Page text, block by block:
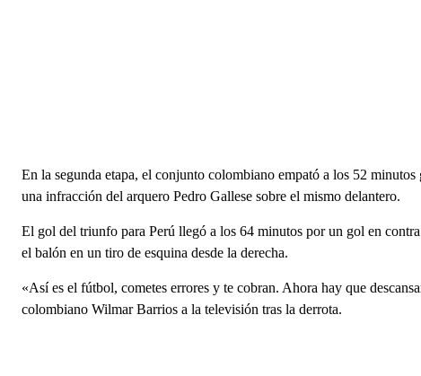
En la segunda etapa, el conjunto colombiano empató a los 52
una infracción del arquero Pedro Gallese sobre el mismo delantero.
El gol del triunfo para Perú llegó a los 64 minutos por un gol en
el balón en un tiro de esquina desde la derecha.
«Así es el fútbol, cometes errores y te cobran. Ahora hay que
colombiano Wilmar Barrios a la televisión tras la derrota.